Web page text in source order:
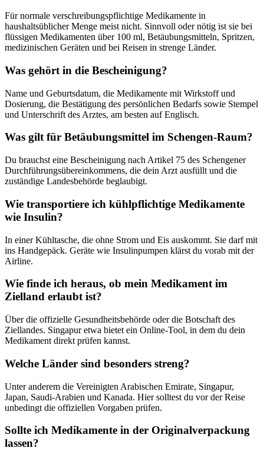
Für normale verschreibungspflichtige Medikamente in
haushaltsüblicher Menge meist nicht. Sinnvoll oder nötig ist sie bei
flüssigen Medikamenten über 100 ml, Betäubungsmitteln, Spritzen,
medizinischen Geräten und bei Reisen in strenge Länder.
Was gehört in die Bescheinigung?
Name und Geburtsdatum, die Medikamente mit Wirkstoff und
Dosierung, die Bestätigung des persönlichen Bedarfs sowie Stempel
und Unterschrift des Arztes, am besten auf Englisch.
Was gilt für Betäubungsmittel im Schengen-Raum?
Du brauchst eine Bescheinigung nach Artikel 75 des Schengener
Durchführungsübereinkommens, die dein Arzt ausfüllt und die
zuständige Landesbehörde beglaubigt.
Wie transportiere ich kühlpflichtige Medikamente
wie Insulin?
In einer Kühltasche, die ohne Strom und Eis auskommt. Sie darf mit
ins Handgepäck. Geräte wie Insulinpumpen klärst du vorab mit der
Airline.
Wie finde ich heraus, ob mein Medikament im
Zielland erlaubt ist?
Über die offizielle Gesundheitsbehörde oder die Botschaft des
Ziellandes. Singapur etwa bietet ein Online-Tool, in dem du dein
Medikament direkt prüfen kannst.
Welche Länder sind besonders streng?
Unter anderem die Vereinigten Arabischen Emirate, Singapur,
Japan, Saudi-Arabien und Kanada. Hier solltest du vor der Reise
unbedingt die offiziellen Vorgaben prüfen.
Sollte ich Medikamente in der Originalverpackung
lassen?